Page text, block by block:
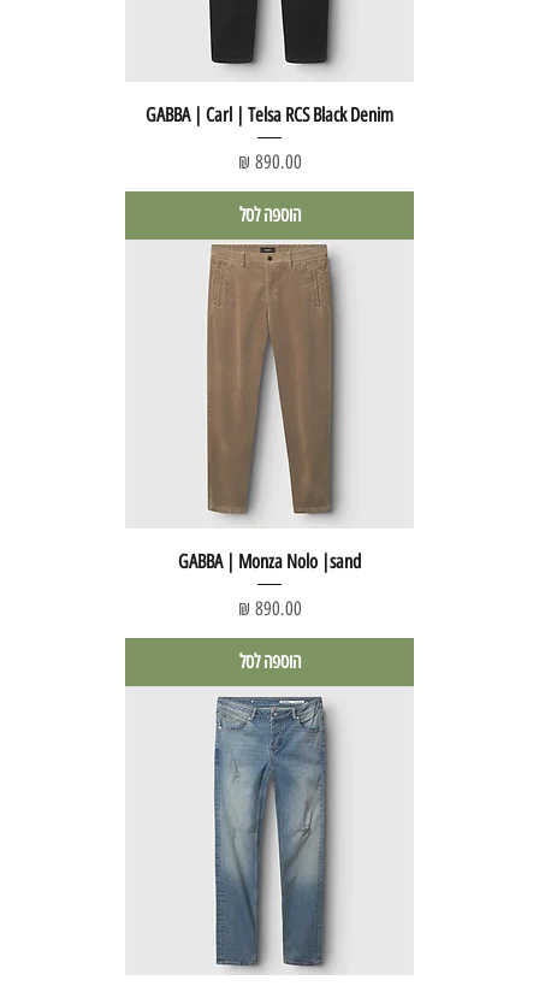
GABBA | Carl | Telsa RCS Black Denim
מחיר
הוספה לסל
GABBA | Monza Nolo |sand
מחיר
הוספה לסל